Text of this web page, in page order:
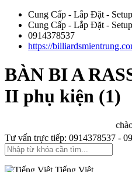
Cung Cấp - Lắp Đặt -
Cung Cấp - Lắp Đặt -
0914378537
https://
BÀN BI A
II phụ kiện (1)
chào
Tư vấn trực tiếp: 0914378537 -
Tiếng Việt